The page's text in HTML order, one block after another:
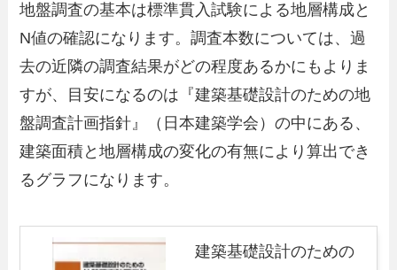
地盤調査の基本は標準貫入試験による地層構成と
N値の確認になります。調査本数については、過
去の近隣の調査結果がどの程度あるかにもよりま
すが、目安になるのは『建築基礎設計のための地
盤調査計画指針』（日本建築学会）の中にある、
建築面積と地層構成の変化の有無により算出でき
るグラフになります。
建築基礎設計のための